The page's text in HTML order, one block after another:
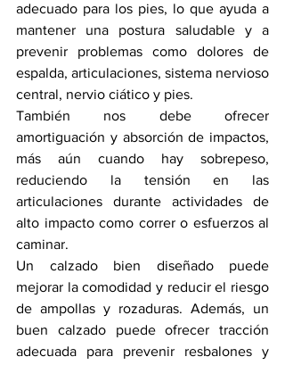
adecuado para los pies, lo que ayuda a
mantener una postura saludable y a
prevenir problemas como dolores de
espalda, articulaciones, sistema nervioso
central, nervio ciático y pies.
También nos debe ofrecer
amortiguación y absorción de impactos,
más aún cuando hay sobrepeso,
reduciendo la tensión en las
articulaciones durante actividades de
alto impacto como correr o esfuerzos al
caminar.
Un calzado bien diseñado puede
mejorar la comodidad y reducir el riesgo
de ampollas y rozaduras. Además, un
buen calzado puede ofrecer tracción
adecuada para prevenir resbalones y